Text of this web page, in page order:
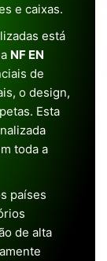
e caixas.
está
NF EN
de
o design,
Esta
toda a
países
de alta